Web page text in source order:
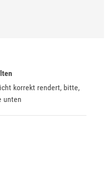
korrekt rendert, bitte,
unten